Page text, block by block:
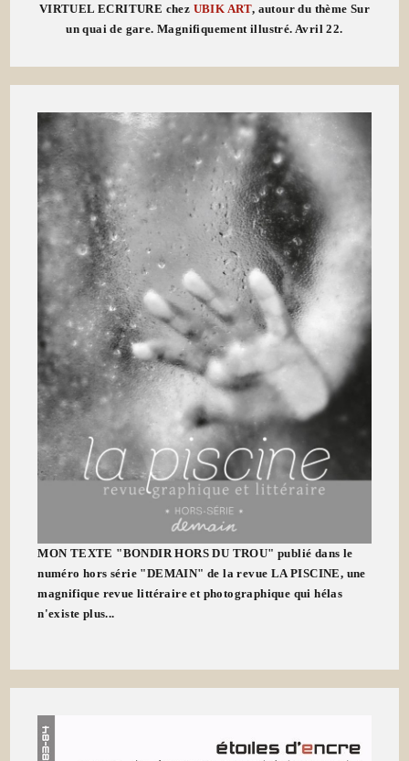
VIRTUEL ECRITURE chez UBIK ART, autour du thème Sur
un quai de gare. Magnifiquement illustré. Avril 22.
MON TEXTE "BONDIR HORS DU TROU" publié dans le
numéro hors série "DEMAIN" de la revue LA PISCINE, une
magnifique revue littéraire et photographique qui hélas
n'existe plus...